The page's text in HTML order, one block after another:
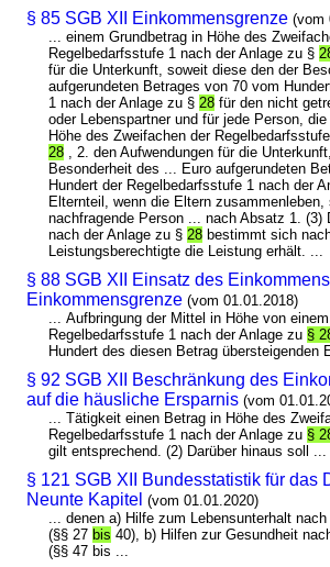
§ 85 SGB XII Einkommensgrenze (vom
... einem Grundbetrag in Höhe des
Regelbedarfsstufe 1 nach der Anlage zu §
für die Unterkunft, soweit diese den der
aufgerundeten Betrages von 70 vom
1 nach der Anlage zu §28 für den nicht
oder Lebenspartner und für jede Person,
Höhe des Zweifachen der
28 , 2. den Aufwendungen für die
Besonderheit des ... Euro aufgerundeten
Hundert der Regelbedarfsstufe 1 nach der
Elternteil, wenn die Eltern zusammenleben,
nachfragende Person ... nach Absatz 1. (3)
nach der Anlage zu §28 bestimmt sich
Leistungsberechtigte die Leistung erhält. ...
§ 88 SGB XII Einsatz des
Einkommensgrenze (vom 01.01.2018)
... Aufbringung der Mittel in Höhe von
Regelbedarfsstufe 1 nach der Anlage zu §
Hundert des diesen Betrag übersteigenden
§ 92 SGB XII Beschränkung des
auf die häusliche Ersparnis (vom
... Tätigkeit einen Betrag in Höhe des
Regelbedarfsstufe 1 nach der Anlage zu §
gilt entsprechend. (2) Darüber hinaus soll ...
§ 121 SGB XII Bundesstatistik für das
Neunte Kapitel (vom 01.01.2020)
... denen a) Hilfe zum Lebensunterhalt
(§§ 27 bis 40), b) Hilfen zur Gesundheit
(§§ 47 bis ...